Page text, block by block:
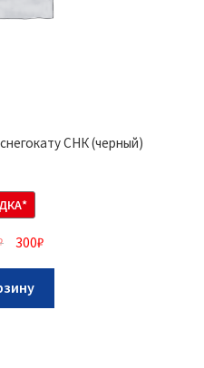
СНК (черный)
300₽